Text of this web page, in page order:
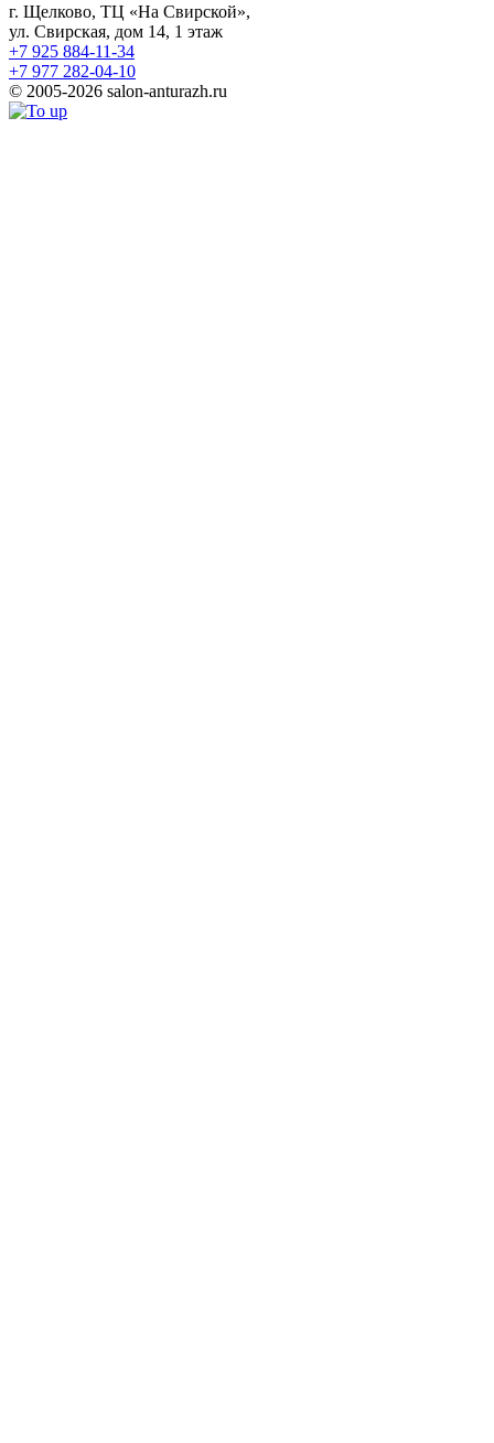
г. Щелково, ТЦ «На Свирской»,
ул. Свирская, дом 14, 1 этаж
+7 925 884-11-34
+7 977 282-04-10
© 2005-2026 salon-anturazh.ru